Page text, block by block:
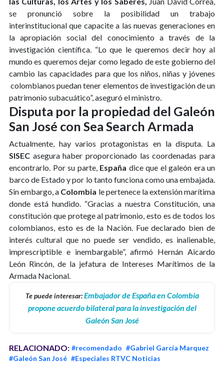
se pronunció sobre la posibilidad un trabajo
interinstitucional que capacite a las nuevas generaciones en
la apropiación social del conocimiento a través de la
investigación científica. “Lo que le queremos decir hoy al
mundo es queremos dejar como legado de este gobierno del
cambio las capacidades para que los niños, niñas y jóvenes
colombianos puedan tener elementos de investigación de un
patrimonio subacuático”, aseguró el ministro.
Disputa por la propiedad del Galeón
San José con Sea Search Armada
Actualmente, hay varios protagonistas en la disputa. La
SISEC asegura haber proporcionado las coordenadas para
encontrarlo. Por su parte, España dice que el galeón era un
barco de Estado y por lo tanto funciona como una embajada.
Sin embargo, a Colombia le pertenece la extensión marítima
donde está hundido. “Gracias a nuestra Constitución, una
constitución que protege al patrimonio, esto es de todos los
colombianos, esto es de la Nación. Fue declarado bien de
interés cultural que no puede ser vendido, es inalienable,
imprescriptible e inembargable”, afirmó Hernán Aicardo
León Rincón, de la jefatura de Intereses Marítimos de la
Armada Nacional.
Te puede interesar:Embajador de España en Colombia
propone acuerdo bilateral para la investigación del
Galeón San José
RELACIONADO: #recomendado #Gabriel García Marquez
#Galeón San José #Especiales RTVC Noticias